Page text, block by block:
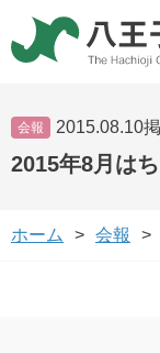
会報 2015.08.10
2015年8月は
ホーム 会報